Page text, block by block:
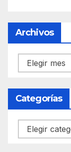
Archivos
Archivos
Categorías
Categorías